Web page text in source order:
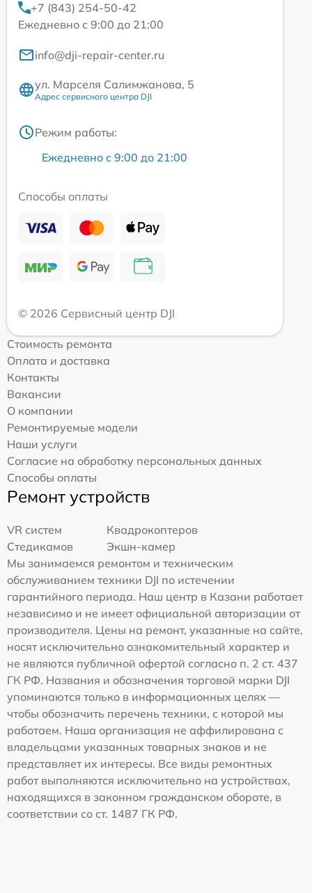
+7 (843) 254-50-42
Ежедневно с 9:00 до 21:00
info@dji-repair-center.ru
ул. Марселя Салимжанова, 5
Адрес сервисного центра DJI
Режим работы:
Ежедневно с 9:00 до 21:00
Способы оплаты
© 2026 Сервисный центр DJI
Стоимость ремонта
Оплата и доставка
Контакты
Вакансии
О компании
Ремонтируемые модели
Наши услуги
Согласие на обработку персональных данных
Способы оплаты
Ремонт устройств
VR систем
Квадрокоптеров
Стедикамов
Экшн-камер
Мы занимаемся ремонтом и техническим
обслуживанием техники DJI по истечении
гарантийного периода. Наш центр в Казани работает
независимо и не имеет официальной авторизации от
производителя. Цены на ремонт, указанные на сайте,
носят исключительно ознакомительный характер и
не являются публичной офертой согласно п. 2 ст. 437
ГК РФ. Названия и обозначения торговой марки DJI
упоминаются только в информационных целях —
чтобы обозначить перечень техники, с которой мы
работаем. Наша организация не аффилирована с
владельцами указанных товарных знаков и не
представляет их интересы. Все виды ремонтных
работ выполняются исключительно на устройствах,
находящихся в законном гражданском обороте, в
соответствии со ст. 1487 ГК РФ.